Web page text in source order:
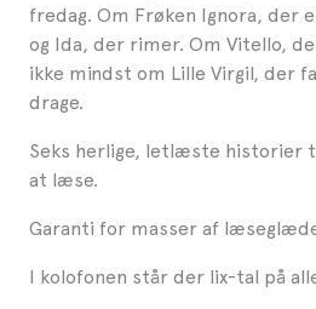
fredag. Om Frøken Ignora, der
og Ida, der rimer. Om Vitello,
ikke mindst om Lille Virgil, der
drage.
Seks herlige, letlæste historier
at læse.
Garanti for masser af
I kolofonen står der lix-tal på